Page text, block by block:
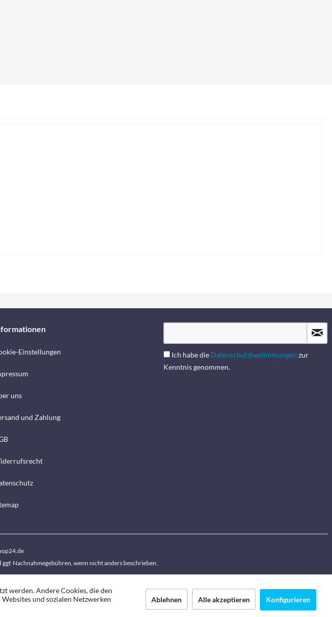
Einstellungen
uns
und Zahlung
Ich habe die Datenschutzbestimmungen zur
Kenntnis genommen.
ggf. Nachnahmegebühren, wenn nicht anders beschrieben.
werden. Andere Cookies, die den
und sozialen Netzwerken
Ablehnen Alle akzeptieren Konfigurieren